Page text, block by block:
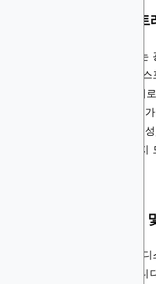
5단계: 광고 런칭 및
제작이 완료되면 다음 단계
이는 광고가 사양에 맞게 익
요측 플랫폼) 또는 광고 서버
니다. 이 단계에는 광고 크기
록 하는 것부터 추적 픽셀 생
예산 집행 보장에 이르기까
6단계: 지표 모니터링
광고가 라이브 상태가 되면
으로 측정하는 것이 중요합